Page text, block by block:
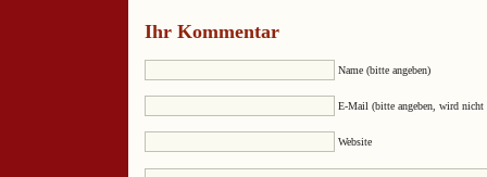
Ihr Kommentar
Name (bitte angeben)
E-Mail (bitte angeben, wird nicht
Website